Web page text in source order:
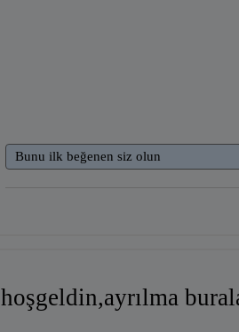
Bunu ilk beğenen siz olun
hoşgeldin,ayrılma